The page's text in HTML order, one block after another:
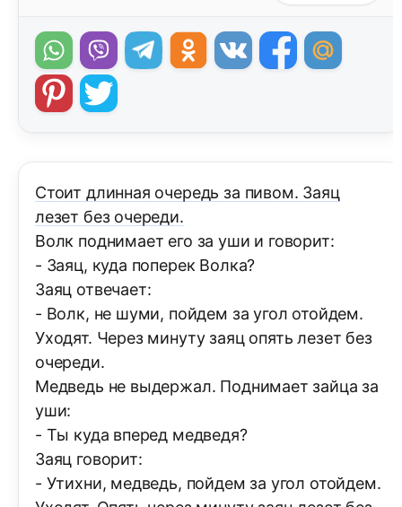
Стоит длинная очередь за пивом. Заяц
лезет без очереди.
Волк поднимает его за уши и говорит:
- Заяц, куда поперек Волка?
Заяц отвечает:
- Волк, не шуми, пойдем за угол отойдем.
Уходят. Через минуту заяц опять лезет без
очереди.
Медведь не выдержал. Поднимает зайца за
уши:
- Ты куда вперед медведя?
Заяц говорит:
- Утихни, медведь, пойдем за угол отойдем.